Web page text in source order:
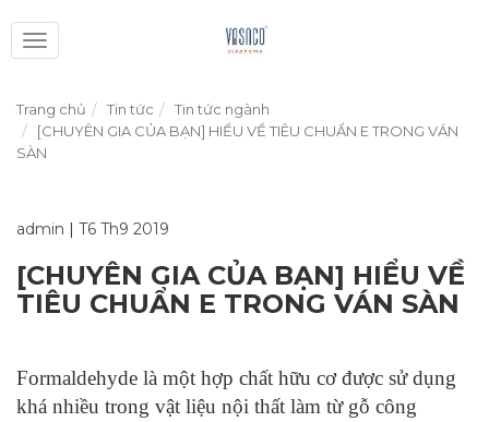
Toggle
navigation
Trang chủ Tin tức
Tin tức ngành
[CHUYÊN GIA CỦA BẠN] HIỂU VỀ TIÊU CHUẨN E TRONG VÁN
SÀN
admin | T6 Th9 2019
[CHUYÊN GIA CỦA BẠN] HIỂU VỀ
TIÊU CHUẨN E TRONG VÁN SÀN
Formaldehyde là một hợp chất hữu cơ được sử dụng
khá nhiều trong vật liệu nội thất làm từ gỗ công